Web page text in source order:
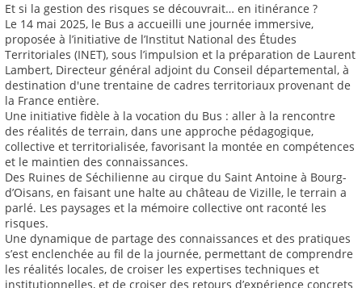
Et si la gestion des risques se découvrait… en itinérance ?
Le 14 mai 2025, le Bus a accueilli une journée immersive,
proposée à l’initiative de l’Institut National des Études
Territoriales (INET), sous l’impulsion et la préparation de Laurent
Lambert, Directeur général adjoint du Conseil départemental, à
destination d'une trentaine de cadres territoriaux provenant de
la France entière.
Une initiative fidèle à la vocation du Bus : aller à la rencontre
des réalités de terrain, dans une approche pédagogique,
collective et territorialisée, favorisant la montée en compétences
et le maintien des connaissances.
Des Ruines de Séchilienne au cirque du Saint Antoine à Bourg-
d’Oisans, en faisant une halte au château de Vizille, le terrain a
parlé. Les paysages et la mémoire collective ont raconté les
risques.
Une dynamique de partage des connaissances et des pratiques
s’est enclenchée au fil de la journée, permettant de comprendre
les réalités locales, de croiser les expertises techniques et
institutionnelles, et de croiser des retours d’expérience concrets